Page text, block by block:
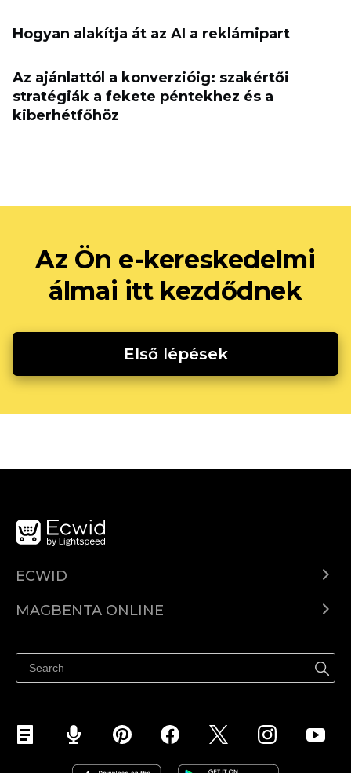
Hogyan alakítja át az AI a reklámipart
Az ajánlattól a konverzióig: szakértői
stratégiák a fekete péntekhez és a
kiberhétfőhöz
Az Ön e-kereskedelmi
álmai itt kezdődnek
Első lépések
ECWID
Help center
MAGBENTA ONLINE
Ibenta sa Facebook